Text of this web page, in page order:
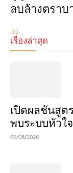
ลบล้างตรา
เรื่องล่าสุด
เปิดผลชันสูต
พบระบบหัวใ
06/08/2026